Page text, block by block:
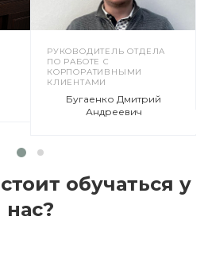
РУКОВОДИТЕЛЬ ОТДЕЛА
ПО РАБОТЕ С
КОРПОРАТИВНЫМИ
КЛИЕНТАМИ
Бугаенко Дмитрий
Андреевич
обучаться у
нас?